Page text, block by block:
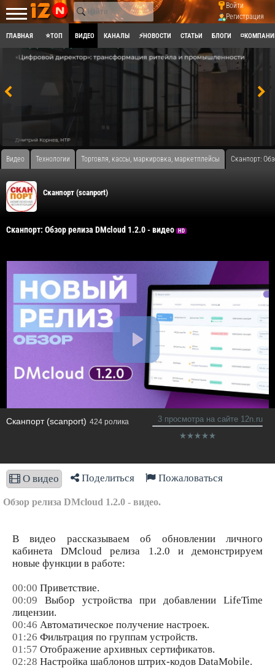
Войти
Регистрация
ГЛАВНАЯ ⭐ТОП ВИДЕО КАНАЛЫ ⚡НОВОСТИ СТАТЬИ БЛОГИ
Видео Технологии Торговля, кассы, маркировка, маркетплейсы Сканпорт:
Сканпорт (scanport)
Сканпорт: Обзор релиза DMcloud 1.2.0 - видео HD
Сканпорт (scanport) 424 ролика 3 просмотра на сайте 12n.ru
О видео Поделиться Пожаловаться
Обзор релиза DMcloud 1.2.0 - видео.
В видео рассказываем об обновлении личного
кабинета DMcloud релиза 1.2.0 и демонстрируем
новые функции в работе:
00:00 Приветствие.
00:09 Выбор устройства при добавлении LifeTime
лицензии.
00:46 Автоматическое получение настроек.
01:26 Фильтрация по группам устройств.
01:57 Отображение архивных сертификатов.
02:28 Настройка шаблонов штрих-кодов DataMobile.